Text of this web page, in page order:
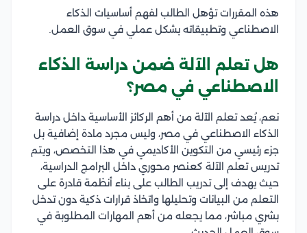
هذه المقررات تؤهل الطالب لفهم أساسيات الذكاء
الاصطناعي وتطبيقاته بشكل عملي في سوق العمل.
هل تعلم الآلة ضمن دراسة الذكاء
الاصطناعي في مصر؟
نعم، يُعد تعلم الآلة من أهم الركائز الأساسية داخل دراسة
الذكاء الاصطناعي في مصر، وليس مجرد مادة إضافية بل
جزء رئيسي من التكوين الأكاديمي في هذا التخصص، ويتم
تدريس تعلم الآلة كعنصر محوري داخل البرامج الدراسية،
حيث يهدف إلى تدريب الطالب على بناء أنظمة قادرة على
التعلم من البيانات وتحليلها واتخاذ قرارات ذكية دون تدخل
بشري مباشر، مما يجعله من أهم المهارات المطلوبة في